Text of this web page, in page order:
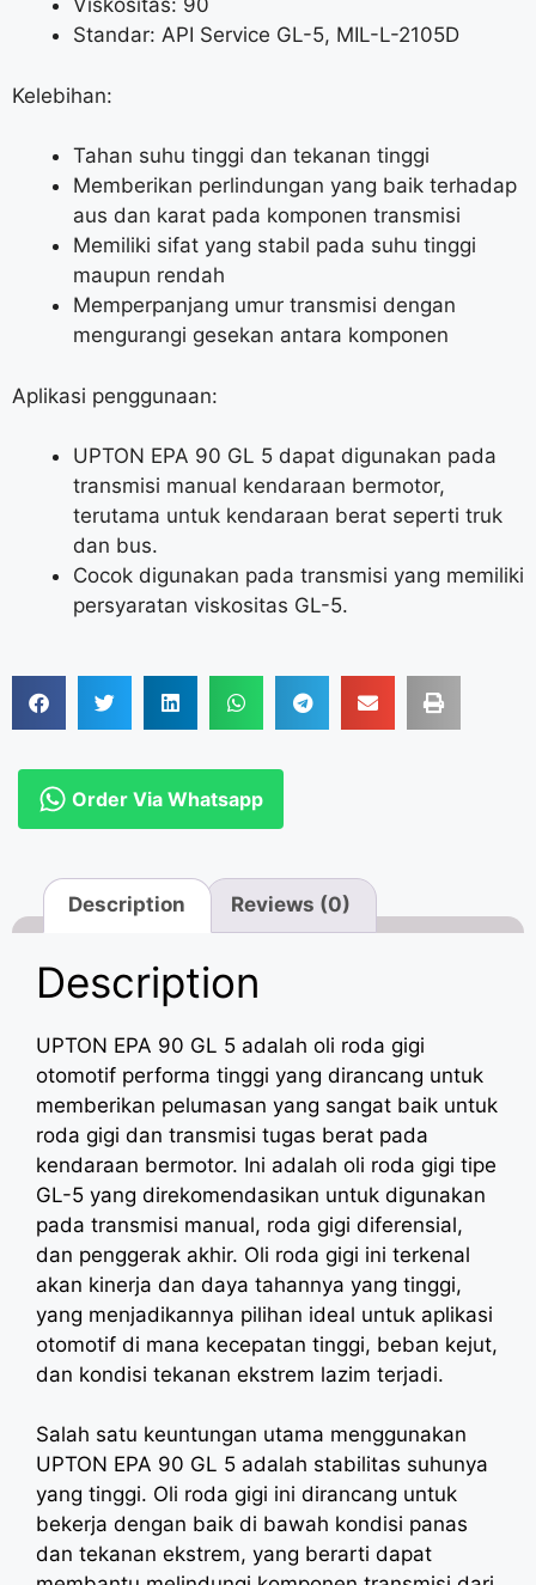
Viskositas: 90
Standar: API Service GL-5, MIL-L-2105D
Kelebihan:
Tahan suhu tinggi dan tekanan tinggi
Memberikan perlindungan yang baik terhadap
aus dan karat pada komponen transmisi
Memiliki sifat yang stabil pada suhu tinggi
maupun rendah
Memperpanjang umur transmisi dengan
mengurangi gesekan antara komponen
Aplikasi penggunaan:
UPTON EPA 90 GL 5 dapat digunakan pada
transmisi manual kendaraan bermotor,
terutama untuk kendaraan berat seperti truk
dan bus.
Cocok digunakan pada transmisi yang memiliki
persyaratan viskositas GL-5.
Order Via Whatsapp
Description Reviews (0)
Description
UPTON EPA 90 GL 5 adalah oli roda gigi
otomotif performa tinggi yang dirancang untuk
memberikan pelumasan yang sangat baik untuk
roda gigi dan transmisi tugas berat pada
kendaraan bermotor. Ini adalah oli roda gigi tipe
GL-5 yang direkomendasikan untuk digunakan
pada transmisi manual, roda gigi diferensial,
dan penggerak akhir. Oli roda gigi ini terkenal
akan kinerja dan daya tahannya yang tinggi,
yang menjadikannya pilihan ideal untuk aplikasi
otomotif di mana kecepatan tinggi, beban kejut,
dan kondisi tekanan ekstrem lazim terjadi.
Salah satu keuntungan utama menggunakan
UPTON EPA 90 GL 5 adalah stabilitas suhunya
yang tinggi. Oli roda gigi ini dirancang untuk
bekerja dengan baik di bawah kondisi panas
dan tekanan ekstrem, yang berarti dapat